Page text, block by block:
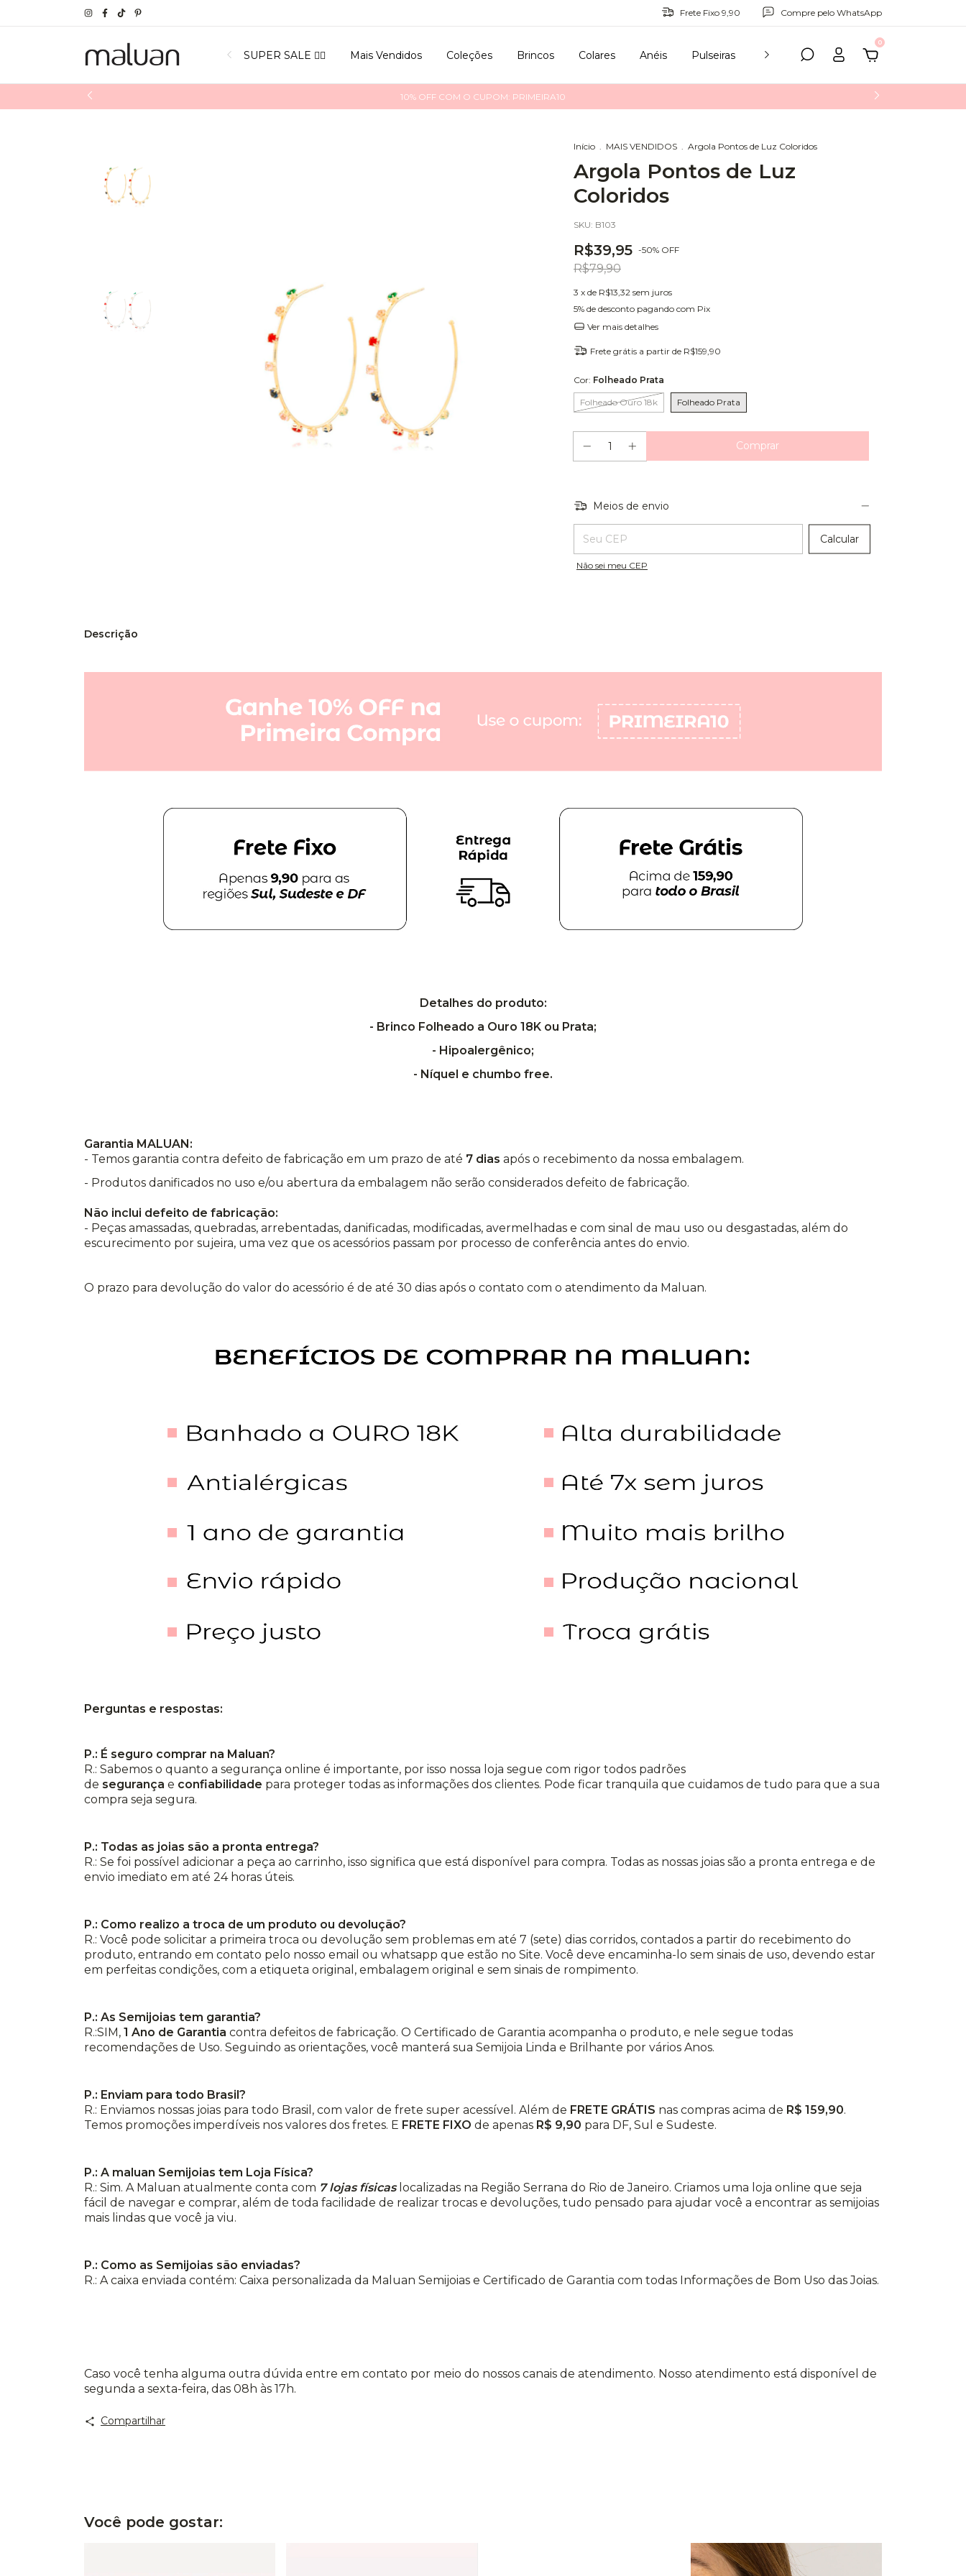
Frete Fixo 9,90 Compre pelo WhatsApp
SUPER SALE ❤️‍🔥 Mais Vendidos Coleções Brincos Colares Anéis Pulseiras Tornozeleiras Acessórios
0
10% OFF COM O CUPOM: PRIMEIRA10
Início MAIS VENDIDOS Argola Pontos de Luz Coloridos
Argola Pontos de Luz
Coloridos
SKU: B103
R$39,95 -50% OFF
R$79,90
3 x de R$13,32 sem juros
5% de desconto pagando com Pix
Ver mais detalhes
Frete grátis a partir de R$159,90
Cor: Folheado Prata
Folheado Ouro 18k Folheado Prata
Meios de envio
Entregas para o CEP:
Calcular
Não sei meu CEP
Descrição
Detalhes do produto:
- Brinco Folheado a Ouro 18K ou Prata;
- Hipoalergênico;
- Níquel e chumbo free.
Garantia MALUAN:
- Temos garantia contra defeito de fabricação em um prazo de até 7 dias após o recebimento da nossa embalagem.
- Produtos danificados no uso e/ou abertura da embalagem não serão considerados defeito de fabricação.
Não inclui defeito de fabricação:
- Peças amassadas, quebradas, arrebentadas, danificadas, modificadas, avermelhadas e com sinal de mau uso ou desgastadas, além do
escurecimento por sujeira, uma vez que os acessórios passam por processo de conferência antes do envio.
O prazo para devolução do valor do acessório é de até 30 dias após o contato com o atendimento da Maluan.
Perguntas e respostas:
P.: É seguro comprar na Maluan?
R.: Sabemos o quanto a segurança online é importante, por isso nossa loja segue com rigor todos padrões
de segurança e confiabilidade para proteger todas as informações dos clientes. Pode ficar tranquila que cuidamos de tudo para que a sua
compra seja segura.
P.: Todas as joias são a pronta entrega?
R.: Se foi possível adicionar a peça ao carrinho, isso significa que está disponível para compra. Todas as nossas joias são a pronta entrega e de
envio imediato em até 24 horas úteis.
P.: Como realizo a troca de um produto ou devolução?
R.: Você pode solicitar a primeira troca ou devolução sem problemas em até 7 (sete) dias corridos, contados a partir do recebimento do
produto, entrando em contato pelo nosso email ou whatsapp que estão no Site. Você deve encaminha-lo sem sinais de uso, devendo estar
em perfeitas condições, com a etiqueta original, embalagem original e sem sinais de rompimento.
P.: As Semijoias tem garantia?
R.:SIM, 1 Ano de Garantia contra defeitos de fabricação. O Certificado de Garantia acompanha o produto, e nele segue todas
recomendações de Uso. Seguindo as orientações, você manterá sua Semijoia Linda e Brilhante por vários Anos.
P.: Enviam para todo Brasil?
R.: Enviamos nossas joias para todo Brasil, com valor de frete super acessível. Além de FRETE GRÁTIS nas compras acima de R$ 159,90.
Temos promoções imperdíveis nos valores dos fretes. E FRETE FIXO de apenas R$ 9,90 para DF, Sul e Sudeste.
P.: A maluan Semijoias tem Loja Física?
R.: Sim. A Maluan atualmente conta com 7 lojas físicaslocalizadas na Região Serrana do Rio de Janeiro. Criamos uma loja online que seja
fácil de navegar e comprar, além de toda facilidade de realizar trocas e devoluções, tudo pensado para ajudar você a encontrar as semijoias
mais lindas que você ja viu.
P.: Como as Semijoias são enviadas?
R.: A caixa enviada contém: Caixa personalizada da Maluan Semijoias e Certificado de Garantia com todas Informações de Bom Uso das Joias.
Caso você tenha alguma outra dúvida entre em contato por meio do nossos canais de atendimento. Nosso atendimento está disponível de
segunda a sexta-feira, das 08h às 17h.
Compartilhar
Você pode gostar: